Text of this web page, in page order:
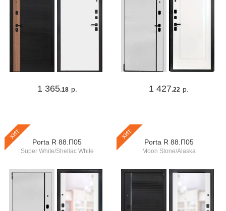
1 365.18 р. 1 427.22 р.
хит
Porta R 88.П05
Super White/Shellac White
хит
Porta R 88.П05
Moon Stone/Alaska